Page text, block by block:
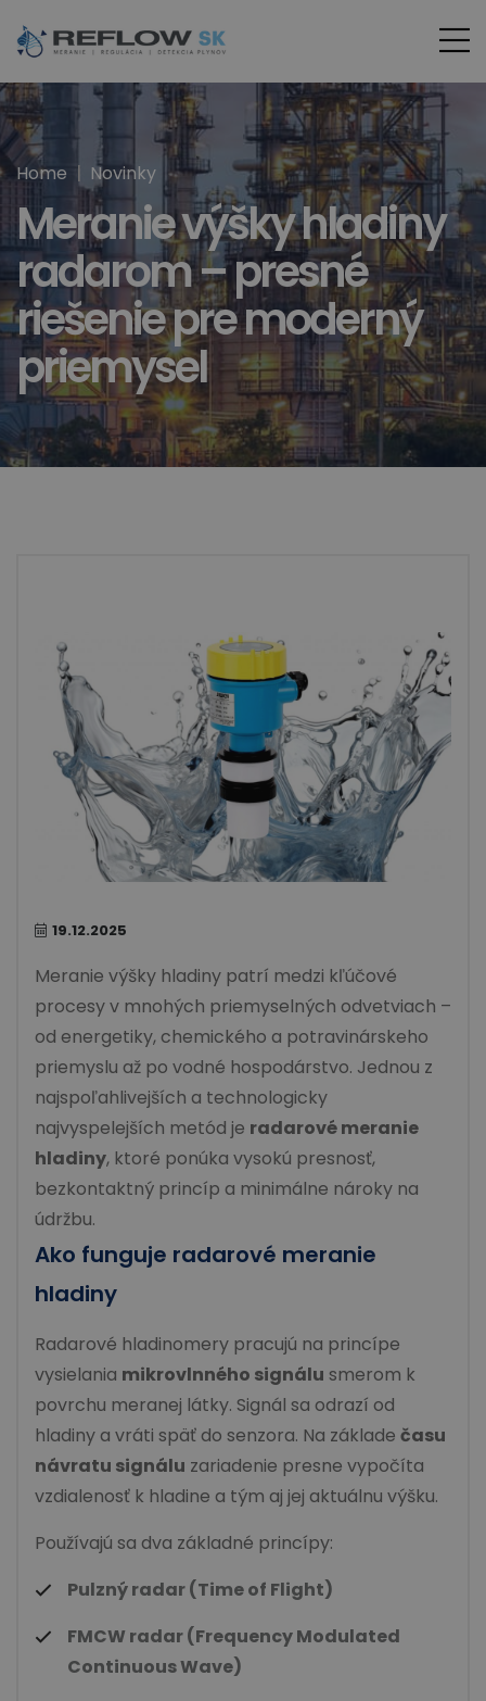
Home Novinky
Meranie výšky hladiny
radarom – presné
riešenie pre moderný
priemysel
19.12.2025
Meranie výšky hladiny patrí medzi kľúčové
procesy v mnohých priemyselných odvetviach –
od energetiky, chemického a potravinárskeho
priemyslu až po vodné hospodárstvo. Jednou z
najspoľahlivejších a technologicky
najvyspelejších metód je radarové meranie
hladiny, ktoré ponúka vysokú presnosť,
bezkontaktný princíp a minimálne nároky na
údržbu.
Ako funguje radarové meranie
hladiny
Radarové hladinomery pracujú na princípe
vysielania mikrovlnného signálu smerom k
povrchu meranej látky. Signál sa odrazí od
hladiny a vráti späť do senzora. Na základe času
návratu signálu zariadenie presne vypočíta
vzdialenosť k hladine a tým aj jej aktuálnu výšku.
Používajú sa dva základné princípy:
Pulzný radar (Time of Flight)
FMCW radar (Frequency Modulated
Continuous Wave)